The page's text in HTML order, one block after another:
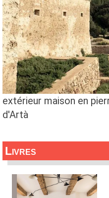
extérieur maison en
d'Artà
Livres